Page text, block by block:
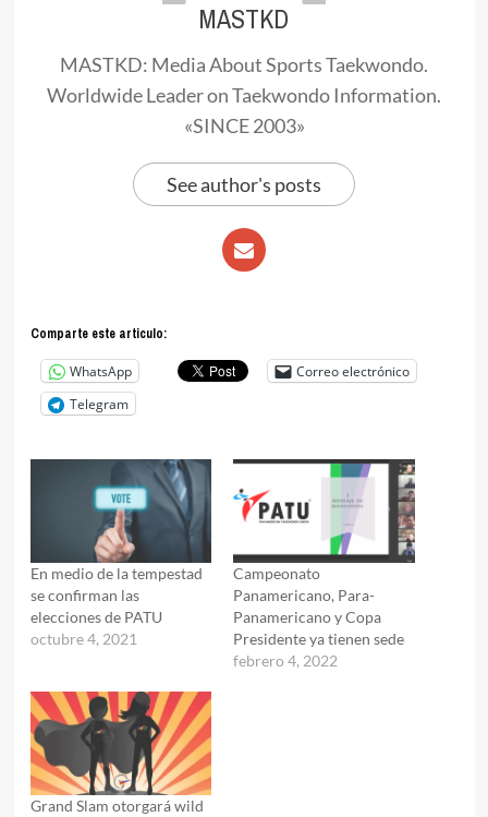
MASTKD
MASTKD: Media About Sports Taekwondo.
Worldwide Leader on Taekwondo Information.
«SINCE 2003»
See author's posts
Comparte este articulo:
WhatsApp
Correo electrónico
Telegram
En medio de la tempestad
se confirman las
elecciones de PATU
octubre 4, 2021
Campeonato
Panamericano, Para-
Panamericano y Copa
Presidente ya tienen sede
febrero 4, 2022
Grand Slam otorgará wild